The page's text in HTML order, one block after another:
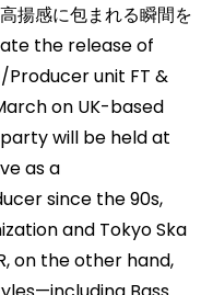
揚感に包まれる瞬間を
the release of
unit FT &
on UK-based
will be held at
as a
since the 90s,
and Tokyo Ska
on the other hand,